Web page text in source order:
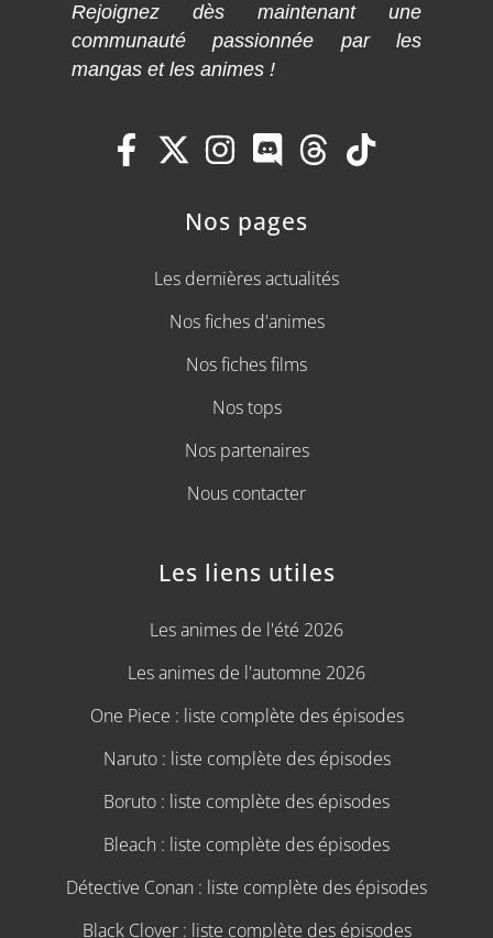
Rejoignez dès maintenant une
communauté passionnée par les
mangas et les animes !
Nos pages
Les dernières actualités
Nos fiches d'animes
Nos fiches films
Nos tops
Nos partenaires
Nous contacter
Les liens utiles
Les animes de l'été 2026
Les animes de l'automne 2026
One Piece : liste complète des épisodes
Naruto : liste complète des épisodes
Boruto : liste complète des épisodes
Bleach : liste complète des épisodes
Détective Conan : liste complète des épisodes
Black Clover : liste complète des épisodes